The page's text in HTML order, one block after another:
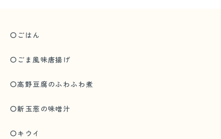
〇ごはん
〇ごま風味唐揚げ
〇高野豆腐のふわふわ煮
〇新玉葱の味噌汁
〇キウイ